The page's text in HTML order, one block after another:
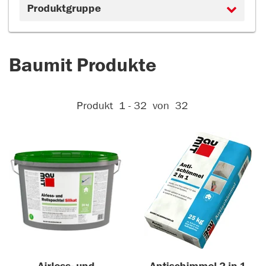
Produktgruppe
Baumit Produkte
Aktive Filter:
Produkt 1 - 32 von 32